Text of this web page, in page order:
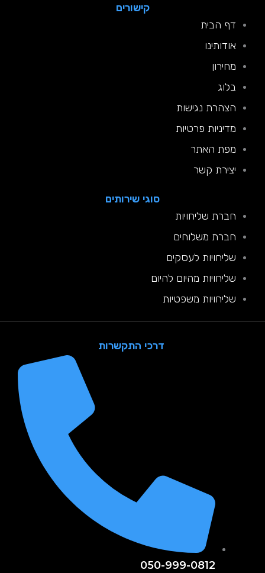
קישורים
דף הבית
אודותינו
מחירון
בלוג
הצהרת נגישות
מדיניות פרטיות
מפת האתר
יצירת קשר
סוגי שירותים
חברת שליחויות
חברת משלוחים
שליחויות לעסקים
שליחויות מהיום להיום
שליחויות משפטיות
דרכי התקשרות
050-999-0812